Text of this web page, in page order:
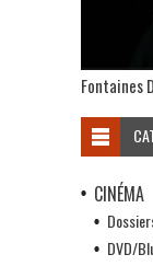
Fontaines
CINÉMA
DVD/